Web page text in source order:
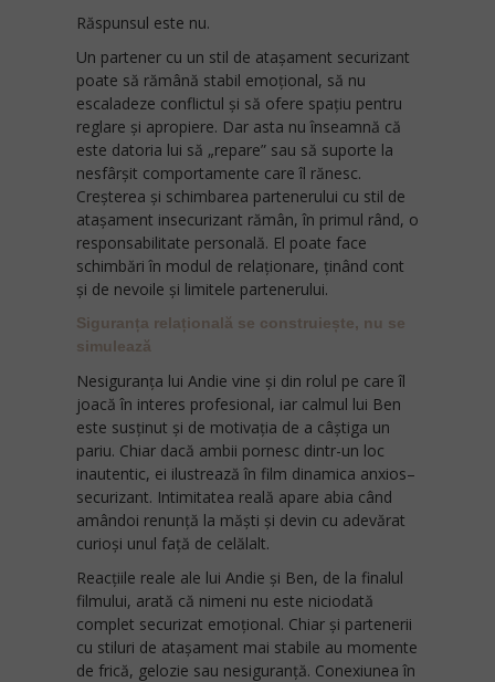
Răspunsul este nu.
Un partener cu un stil de atașament securizant
poate să rămână stabil emoțional, să nu
escaladeze conflictul și să ofere spațiu pentru
reglare și apropiere. Dar asta nu înseamnă că
este datoria lui să „repare” sau să suporte la
nesfârșit comportamente care îl rănesc.
Creșterea și schimbarea partenerului cu stil de
atașament insecurizant rămân, în primul rând, o
responsabilitate personală. El poate face
schimbări în modul de relaționare, ținând cont
și de nevoile și limitele partenerului.
Siguranța relațională se construiește, nu se
simulează
Nesiguranța lui Andie vine și din rolul pe care îl
joacă în interes profesional, iar calmul lui Ben
este susținut și de motivația de a câștiga un
pariu. Chiar dacă ambii pornesc dintr-un loc
inautentic, ei ilustrează în film dinamica anxios–
securizant. Intimitatea reală apare abia când
amândoi renunță la măști și devin cu adevărat
curioși unul față de celălalt.
Reacțiile reale ale lui Andie și Ben, de la finalul
filmului, arată că nimeni nu este niciodată
complet securizat emoțional. Chiar și partenerii
cu stiluri de atașament mai stabile au momente
de frică, gelozie sau nesiguranță. Conexiunea în